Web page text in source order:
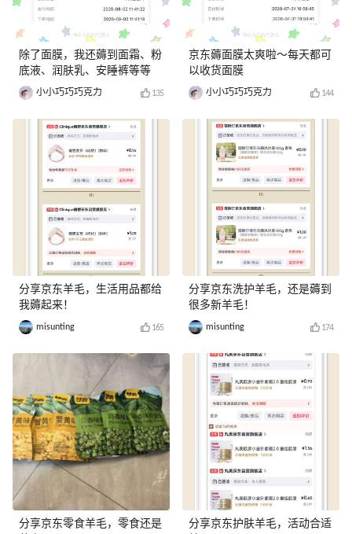
除了面膜，我还薅到面霜、粉
底液、润肤乳、安睡裤等等
小小巧巧巧克力 135
分享京东羊毛，生活用品都给
我薅起来！
misunting 165
分享京东零食羊毛，零食还是
京东薅面膜太爽啦～每天都可
以收货面膜
小小巧巧巧克力 144
分享京东洗护羊毛，还是薅到
很多新羊毛！
misunting 174
分享京东护肤羊毛，活动合适